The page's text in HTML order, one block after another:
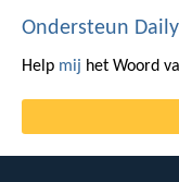
Ondersteun
Help mij het Woord